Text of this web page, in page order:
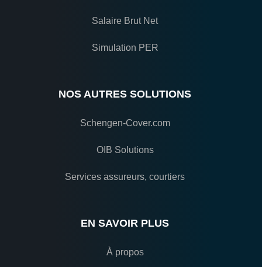
Salaire Brut Net
Simulation PER
NOS AUTRES SOLUTIONS
Schengen-Cover.com
OIB Solutions
Services assureurs, courtiers
EN SAVOIR PLUS
À propos